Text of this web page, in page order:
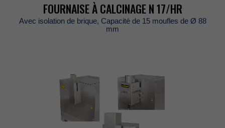
FOURNAISEÀCALCINAGEN17/HR
Avecisolationdebrique,Capacitéde15mouflesdeØ88
mm